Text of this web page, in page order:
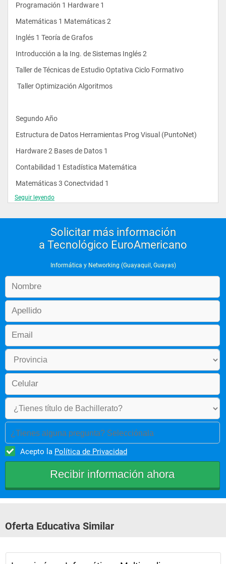
Programación 1 Hardware 1
Matemáticas 1 Matemáticas 2
Inglés 1 Teoría de Grafos
Introducción a la Ing. de Sistemas Inglés 2
Taller de Técnicas de Estudio Optativa Ciclo Formativo
Taller Optimización Algoritmos
Segundo Año
Estructura de Datos Herramientas Prog Visual (PuntoNet)
Hardware 2 Bases de Datos 1
Contabilidad 1 Estadística Matemática
Matemáticas 3 Conectvidad 1
Ingles 3 Ingles 4
Digitales Taller de Casos de Programación
Tercer Año
Bases de Datos 2 Bases de Datos 3
Conectividad 2 Algoritmos Numéricos
Optativa Ciclo de Especialización Optativa Ciclo
Taller Diseño de Interfaces Gráficas Taller Desarrollo de Bases
Ingles 5 Ingles 6
Seguir leyendo
Solicitar más información
a Tecnológico EuroAmericano
Informática y Networking (Guayaquil, Guayas)
¿Tienes alguna pregunta? Selecciónala
Acepto la Política de Privacidad
Oferta Educativa Similar